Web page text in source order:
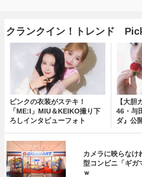
クランクイン！トレンド
ピンクの衣装がステキ！
「ME:I」MIU＆KEIKO撮り下
ろしインタビューフォト
【大胆
46・与
ダ』公
カメラに映らな
型コンビニ「ギガ
ｗ